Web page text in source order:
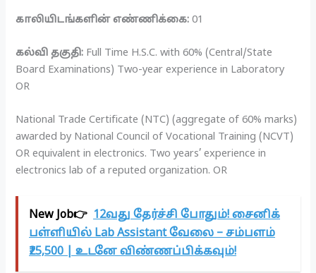
காலியிடங்களின் எண்ணிக்கை: 01
கல்வி தகுதி: Full Time H.S.C. with 60% (Central/State
Board Examinations) Two-year experience in Laboratory
OR
National Trade Certificate (NTC) (aggregate of 60% marks)
awarded by National Council of Vocational Training (NCVT)
OR equivalent in electronics. Two years’ experience in
electronics lab of a reputed organization. OR
New Job👉 12வது தேர்ச்சி போதும்! சைனிக்
பள்ளியில் Lab Assistant வேலை – சம்பளம்
₹25,500 | உடனே விண்ணப்பிக்கவும்!